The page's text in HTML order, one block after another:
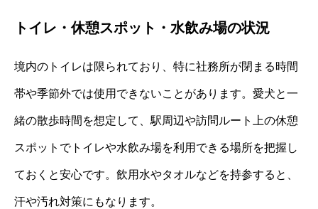
トイレ・休憩スポット・水飲み場の状況
境内のトイレは限られており、特に社務所が閉まる時間
帯や季節外では使用できないことがあります。愛犬と一
緒の散歩時間を想定して、駅周辺や訪問ルート上の休憩
スポットでトイレや水飲み場を利用できる場所を把握し
ておくと安心です。飲用水やタオルなどを持参すると、
汗や汚れ対策にもなります。